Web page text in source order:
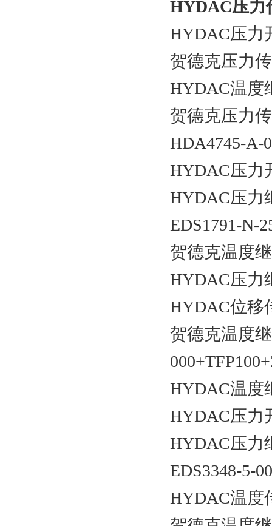
HYDAC压力
HYDAC压力
贺德克压力
HYDAC温度
贺德克压力
HDA4745-A-
HYDAC压力
HYDAC压力
EDS1791-N-
贺德克温度
HYDAC压力
HYDAC位移
贺德克温度
HYDAC温度
HYDAC压力
HYDAC压力
EDS3348-5-
HYDAC温度